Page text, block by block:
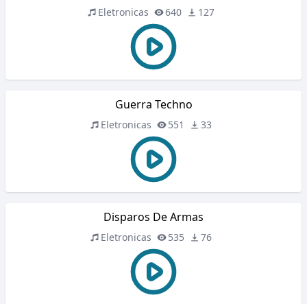
Eletronicas 640 127
Guerra Techno
Eletronicas 551 33
Disparos De Armas
Eletronicas 535 76